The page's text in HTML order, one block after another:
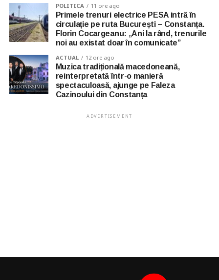
POLITICA 11 ore ago
Primele trenuri electrice PESA intră în
circulație pe ruta București – Constanța.
Florin Cocargeanu: „Ani la rând, trenurile
noi au existat doar în comunicate”
ACTUAL 12 ore ago
Muzica tradițională macedoneană,
reinterpretată într-o manieră
spectaculoasă, ajunge pe Faleza
Cazinoului din Constanța
ADVERTISEMENT